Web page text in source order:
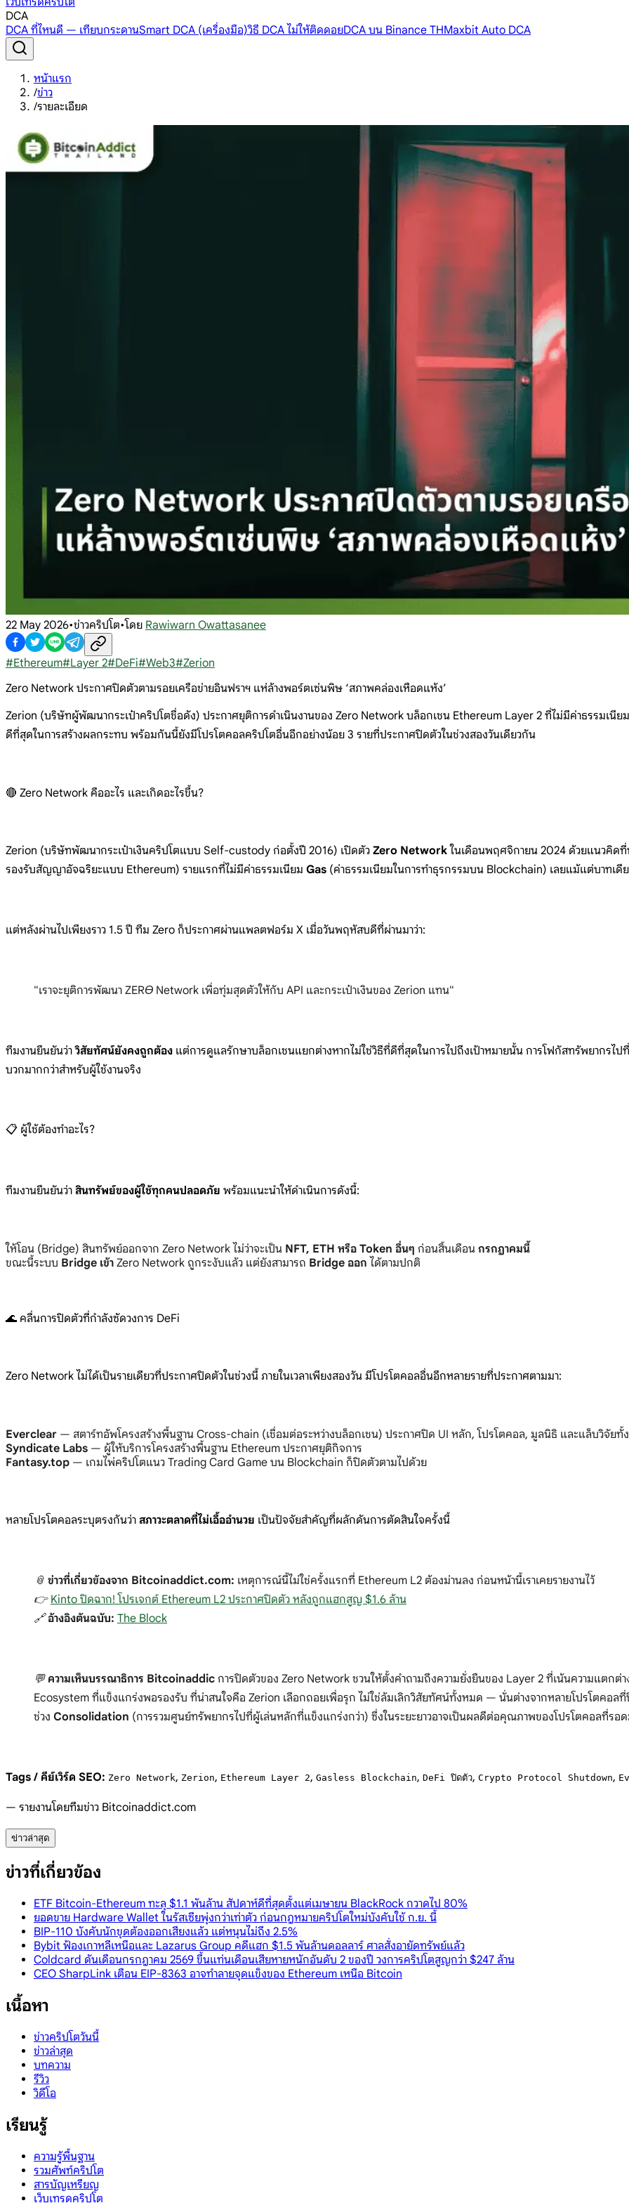
DCA
DCA ที่ไหนดี — เทียบกระดานSmart DCA (เครื่องมือ)วิธี DCA ไม่ให้ติดดอยDCA บน Binance THMaxbit Auto DCA
หน้าแรก
/ข่าว
/รายละเอียด
22 May 2026•ข่าวคริปโต•โดย Rawiwarn Owattasanee
#Ethereum#Layer 2#DeFi#Web3#Zerion
Zero Network ประกาศปิดตัวตามรอยเครือข่ายอินฟราฯ แห่ล้างพอร์ตเซ่นพิษ ‘สภาพคล่องเหือดแห้ง’
Zerion (บริษัทผู้พัฒนากระเป๋าคริปโตชื่อดัง) ประกาศยุติการดำเนินงานของ Zero Network บล็อกเชน Ethereum Layer 2 ที่ไม่มีค่าธรรมเนีย
ดีที่สุดในการสร้างผลกระทบ พร้อมกันนี้ยังมีโปรโตคอลคริปโตอื่นอีกอย่างน้อย 3 รายที่ประกาศปิดตัวในช่วงสองวันเดียวกัน
🔴 Zero Network คืออะไร และเกิดอะไรขึ้น?
Zerion (บริษัทพัฒนากระเป๋าเงินคริปโตแบบ Self-custody ก่อตั้งปี 2016) เปิดตัว Zero Network ในเดือนพฤศจิกายน 2024 ด้วยแนวคิด
รองรับสัญญาอัจฉริยะแบบ Ethereum) รายแรกที่ไม่มีค่าธรรมเนียม Gas (ค่าธรรมเนียมในการทำธุรกรรมบน Blockchain) เลยแม้แต่บาทเดี
แต่หลังผ่านไปเพียงราว 1.5 ปี ทีม Zero ก็ประกาศผ่านแพลตฟอร์ม X เมื่อวันพฤหัสบดีที่ผ่านมาว่า:
"เราจะยุติการพัฒนา ZERϴ Network เพื่อทุ่มสุดตัวให้กับ API และกระเป๋าเงินของ Zerion แทน"
ทีมงานยืนยันว่าวิสัยทัศน์ยังคงถูกต้อง แต่การดูแลรักษาบล็อกเชนแยกต่างหากไม่ใช่วิธีที่ดีที่สุดในการไปถึงเป้าหมายนั้น การโฟกัสทรัพยากร
บวกมากกว่าสำหรับผู้ใช้งานจริง
📋 ผู้ใช้ต้องทำอะไร?
ทีมงานยืนยันว่า สินทรัพย์ของผู้ใช้ทุกคนปลอดภัย พร้อมแนะนำให้ดำเนินการดังนี้:
ให้โอน (Bridge) สินทรัพย์ออกจาก Zero Network ไม่ว่าจะเป็น NFT, ETH หรือ Token อื่นๆ ก่อนสิ้นเดือน กรกฎาคมนี้
ขณะนี้ระบบ Bridge เข้า Zero Network ถูกระงับแล้ว แต่ยังสามารถ Bridge ออก ได้ตามปกติ
🌊 คลื่นการปิดตัวที่กำลังซัดวงการ DeFi
Zero Network ไม่ได้เป็นรายเดียวที่ประกาศปิดตัวในช่วงนี้ ภายในเวลาเพียงสองวัน มีโปรโตคอลอื่นอีกหลายรายที่ประกาศตามมา:
Everclear — สตาร์ทอัพโครงสร้างพื้นฐาน Cross-chain (เชื่อมต่อระหว่างบล็อกเชน) ประกาศปิด UI หลัก, โปรโตคอล, มูลนิธิ และแล็บวิจัยทั้
Syndicate Labs — ผู้ให้บริการโครงสร้างพื้นฐาน Ethereum ประกาศยุติกิจการ
Fantasy.top — เกมไพ่คริปโตแนว Trading Card Game บน Blockchain ก็ปิดตัวตามไปด้วย
หลายโปรโตคอลระบุตรงกันว่า สภาวะตลาดที่ไม่เอื้ออำนวย เป็นปัจจัยสำคัญที่ผลักดันการตัดสินใจครั้งนี้
📎 ข่าวที่เกี่ยวข้องจาก Bitcoinaddict.com: เหตุการณ์นี้ไม่ใช่ครั้งแรกที่ Ethereum L2 ต้องม่านลง ก่อนหน้านี้เราเคยรายงานไว้
👉 Kinto ปิดฉาก! โปรเจกต์ Ethereum L2 ประกาศปิดตัว หลังถูกแฮกสูญ $1.6 ล้าน
🔗อ้างอิงต้นฉบับ: The Block
💬 ความเห็นบรรณาธิการ Bitcoinaddic การปิดตัวของ Zero Network ชวนให้ตั้งคำถามถึงความยั่งยืนของ Layer 2 ที่เน้นความแตกต่
Ecosystem ที่แข็งแกร่งพอรองรับ ที่น่าสนใจคือ Zerion เลือกถอยเพื่อรุก ไม่ใช่ล้มเลิกวิสัยทัศน์ทั้งหมด — นั่นต่างจากหลายโปรโตคอลที่
ช่วง Consolidation (การรวมศูนย์ทรัพยากรไปที่ผู้เล่นหลักที่แข็งแกร่งกว่า) ซึ่งในระยะยาวอาจเป็นผลดีต่อคุณภาพของโปรโตคอลที่รอด
Tags / คีย์เวิร์ด SEO: Zero Network, Zerion, Ethereum Layer 2, Gasless Blockchain, DeFi ปิดตัว, Crypto Protocol Shutdown,
— รายงานโดยทีมข่าว Bitcoinaddict.com
ข่าวล่าสุด
ข่าวที่เกี่ยวข้อง
ETF Bitcoin-Ethereum ทะลุ $1.1 พันล้าน สัปดาห์ดีที่สุดตั้งแต่เมษายน BlackRock กวาดไป 80%
ยอดขาย Hardware Wallet ในรัสเซียพุ่งกว่าเท่าตัว ก่อนกฎหมายคริปโตใหม่บังคับใช้ ก.ย. นี้
BIP-110 บังคับนักขุดต้องออกเสียงแล้ว แต่หนุนไม่ถึง 2.5%
Bybit ฟ้องเกาหลีเหนือและ Lazarus Group คดีแฮก $1.5 พันล้านดอลลาร์ ศาลสั่งอายัดทรัพย์แล้ว
Coldcard ดันเดือนกรกฎาคม 2569 ขึ้นแท่นเดือนเสียหายหนักอันดับ 2 ของปี วงการคริปโตสูญกว่า $247 ล้าน
CEO SharpLink เตือน EIP-8363 อาจทำลายจุดแข็งของ Ethereum เหนือ Bitcoin
เนื้อหา
ข่าวคริปโตวันนี้
ข่าวล่าสุด
บทความ
รีวิว
วิดีโอ
เรียนรู้
ความรู้พื้นฐาน
รวมศัพท์คริปโต
สารบัญเหรียญ
เว็บเทรดคริปโต